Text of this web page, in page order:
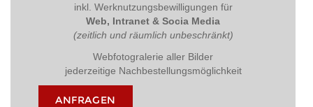
inkl. Werknutzungsbewilligungen für
Web, Intranet & Socia Media
(zeitlich und räumlich unbeschränkt)
Webfotogralerie aller Bilder
jederzeitige Nachbestellungsmöglichkeit
ANFRAGEN